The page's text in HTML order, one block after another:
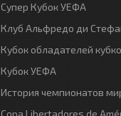
Супер Кубок УЕФА
Клуб Альфредо ди
Кубок обладателей
Кубок УЕФА
История чемпионатов
Copa Libertadores de